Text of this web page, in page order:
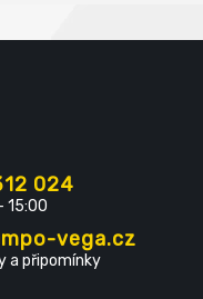
024
15:00
vega.cz
a připomínky